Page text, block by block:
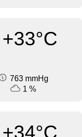
+33°C
763 mmHg
1 %
+34°C